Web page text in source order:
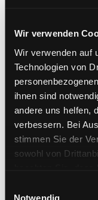
Wir verwenden
Wir verwenden auf
Technologien von
ihnen sind
andere uns helfen,
verbessern. Bei
stimmen Sie der
sowohl von
unsicheren
The
Mediengruppe:
Übergeordnetes
Mehr